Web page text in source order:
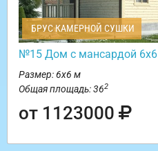
БРУС КАМЕРНОЙ СУШКИ
№15 Дом с мансардой 6х6
Размер: 6х6 м
Общая площадь: 362
от 1123000